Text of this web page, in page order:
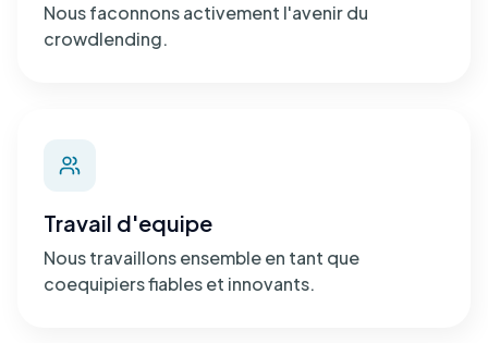
Nous faconnons activement l'avenir du
crowdlending.
Travail d'equipe
Nous travaillons ensemble en tant que
coequipiers fiables et innovants.